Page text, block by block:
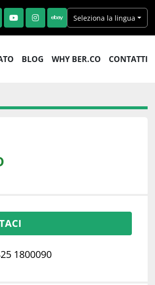
YOUTUBEINSTAGRAM
EBAYSeleziona la lingua
BLOG WHY BER.CO CONTATTI
1800090